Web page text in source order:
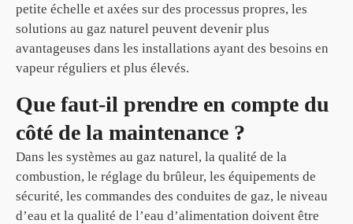
petite échelle et axées sur des processus propres, les
solutions au gaz naturel peuvent devenir plus
avantageuses dans les installations ayant des besoins en
vapeur réguliers et plus élevés.
Que faut-il prendre en compte du
côté de la maintenance ?
Dans les systèmes au gaz naturel, la qualité de la
combustion, le réglage du brûleur, les équipements de
sécurité, les commandes des conduites de gaz, le niveau
d’eau et la qualité de l’eau d’alimentation doivent être